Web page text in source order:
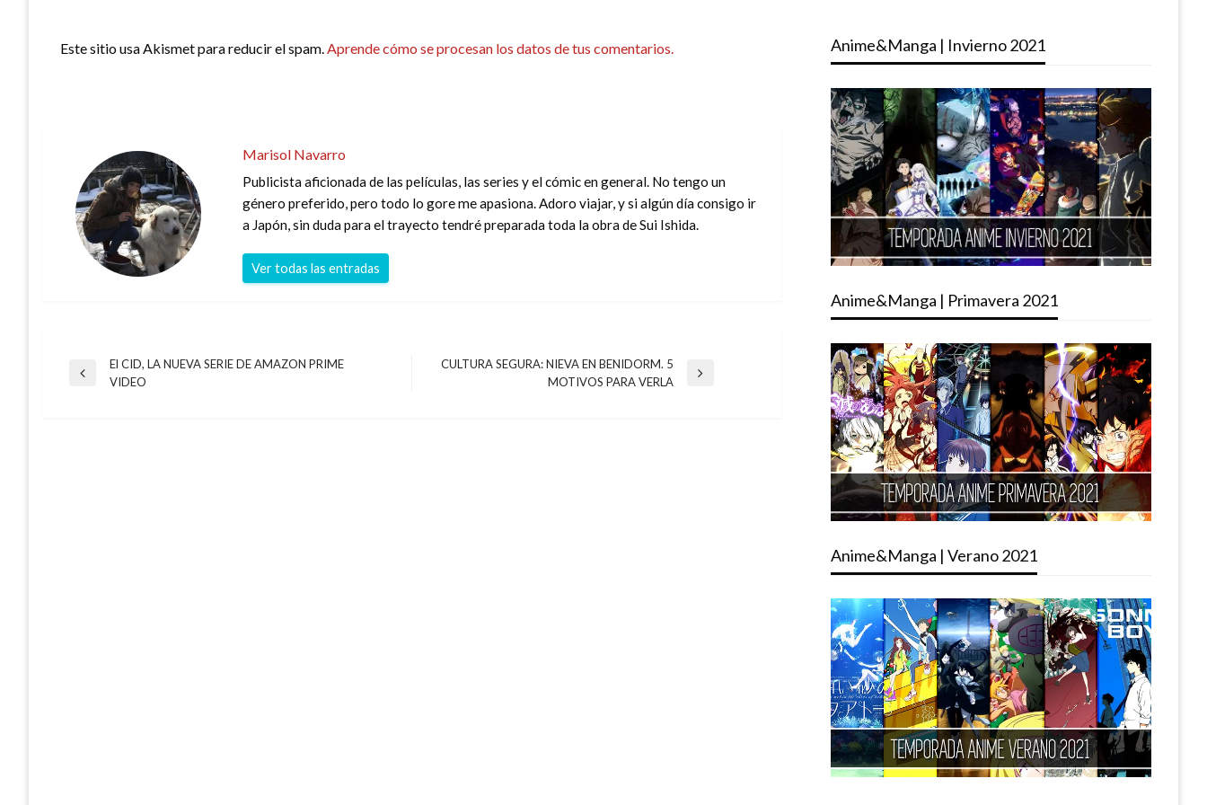
Este sitio usa Akismet para reducir el spam.Aprende cómo se procesan los datos de tus comentarios.
Marisol Navarro
Publicista aficionada de las películas, las series y el cómic en general. No tengo un
género preferido, pero todo lo gore me apasiona. Adoro viajar, y si algún día consigo ir
a Japón, sin duda para el trayecto tendré preparada toda la obra de Sui Ishida.
Ver todas las entradas
Navegación
Entrada
El CID, LA NUEVA SERIE DE AMAZON PRIME
VIDEO
CULTURA SEGURA: NIEVA EN BENIDORM. 5
MOTIVOS PARA VERLA
Anime&Manga | Invierno 2021
Anime&Manga | Primavera 2021
Anime&Manga | Verano 2021